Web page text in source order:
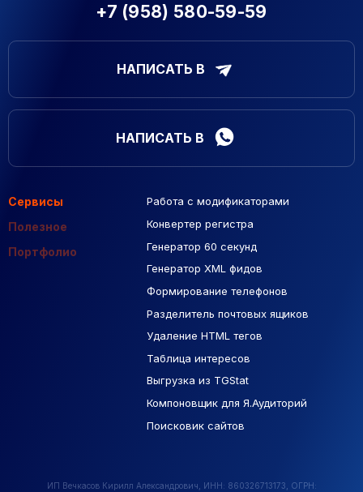
+7 (958) 580-59-59
НАПИСАТЬ В
НАПИСАТЬ В
Сервисы
Полезное
Портфолио
Работа с модификаторами
Конвертер регистра
Генератор 60 секунд
Генератор XML фидов
Формирование телефонов
Разделитель почтовых ящиков
Удаление HTML тегов
Таблица интересов
Выгрузка из TGStat
Компоновщик для Я.Аудиторий
Поисковик сайтов
Подборка сайтов
Макеты Figma
База Яндекс Карты
РСЯ площадки
Созданные сайты
Контекстная реклама
ИП Вечкасов Кирилл Александрович, ИНН: 860326713173, ОГРН: